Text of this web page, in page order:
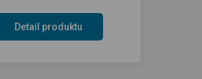
Detail produktu